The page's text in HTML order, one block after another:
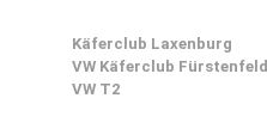
Käferclub Laxenburg
VW Käferclub Fürstenfeld
VW T2